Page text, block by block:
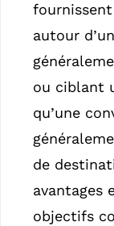
autour
ou ciblant
qu’une
de
avantages
objectifs